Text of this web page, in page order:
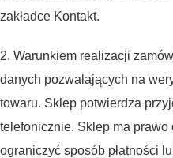
zakładce Kontakt.
2. Warunkiem realizacji
danych pozwalających na
towaru. Sklep potwierdza
telefonicznie. Sklep ma
ograniczyć sposób płatności